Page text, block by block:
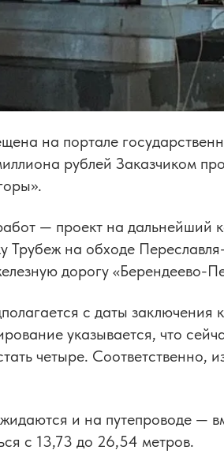
на портале
рублей Заказчиком
— проект на дальнейший
Трубеж на обходе
дорогу «Берендеево-
с даты заключения
указывается, что
четыре. Соответственно,
и на путепроводе —
с 13,73 до 26,54 метров.